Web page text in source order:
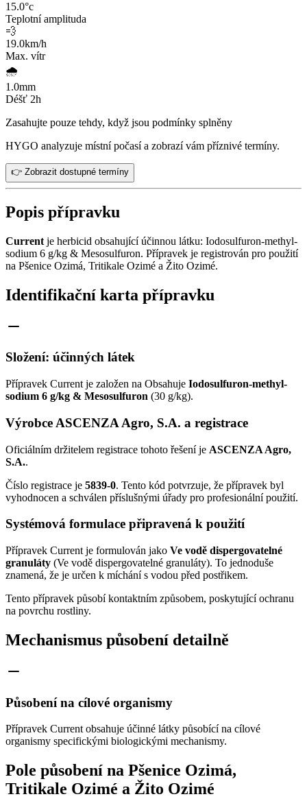
15.0°c
Teplotní amplituda
💨
19.0km/h
Max. vítr
🌧️
1.0mm
Déšť 2h
Zasahujte pouze tehdy, když jsou podmínky splněny
HYGO analyzuje místní počasí a zobrazí vám příznivé termíny.
👉 Zobrazit dostupné termíny
Popis přípravku
Current je herbicid obsahující účinnou látku: Iodosulfuron-methyl-
sodium 6 g/kg & Mesosulfuron. Přípravek je registrován pro použití
na Pšenice Ozimá, Tritikale Ozimé a Žito Ozimé.
Identifikační karta přípravku
Složení: účinných látek
Přípravek Current je založen na Obsahuje Iodosulfuron-methyl-
sodium 6 g/kg & Mesosulfuron (30 g/kg).
Výrobce ASCENZA Agro, S.A. a registrace
Oficiálním držitelem registrace tohoto řešení je ASCENZA Agro,
S.A..
Číslo registrace je 5839-0. Tento kód potvrzuje, že přípravek byl
vyhodnocen a schválen příslušnými úřady pro profesionální použití.
Systémová formulace připravená k použití
Přípravek Current je formulován jako Ve vodě dispergovatelné
granuláty (Ve vodě dispergovatelné granuláty). To jednoduše
znamená, že je určen k míchání s vodou před postřikem.
Tento přípravek působí kontaktním způsobem, poskytující ochranu
na povrchu rostliny.
Mechanismus působení detailně
Působení na cílové organismy
Přípravek Current obsahuje účinné látky působící na cílové
organismy specifickými biologickými mechanismy.
Pole působení na Pšenice Ozimá,
Tritikale Ozimé a Žito Ozimé